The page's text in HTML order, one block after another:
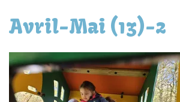
Avril-Mai (13)-2